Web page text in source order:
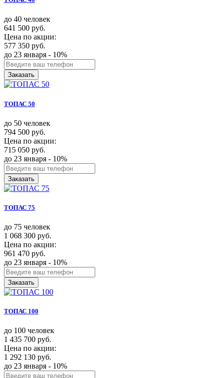
до 40 человек
641 500 руб.
Цена по акции:
577 350 руб.
до 23 января - 10%
Заказать
ТОПАС 50
до 50 человек
794 500 руб.
Цена по акции:
715 050 руб.
до 23 января - 10%
Заказать
ТОПАС 75
до 75 человек
1 068 300 руб.
Цена по акции:
961 470 руб.
до 23 января - 10%
Заказать
ТОПАС 100
до 100 человек
1 435 700 руб.
Цена по акции:
1 292 130 руб.
до 23 января - 10%